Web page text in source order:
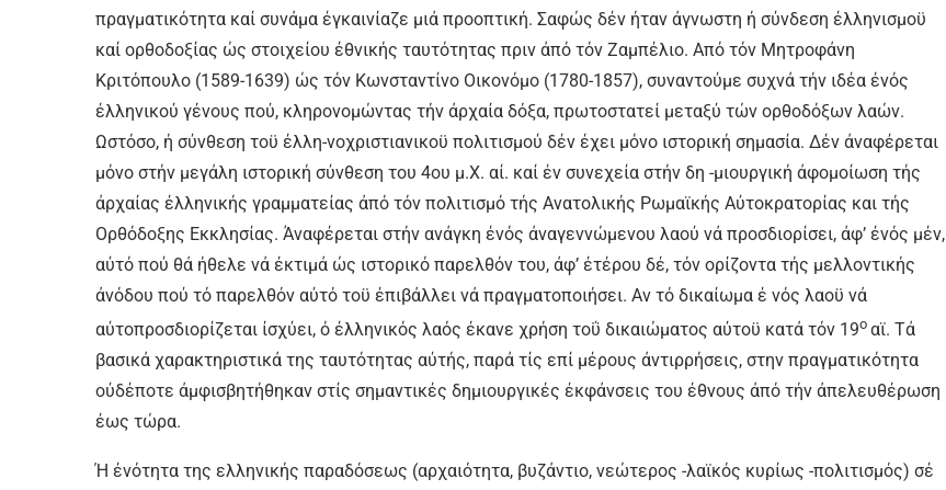
πραγματικότητα καί συνάμα έγκαινίαζε μιά προοπτική. Σαφώς δέν ήταν άγνωστη ή σύνδεση έλληνισμοϋ
καί ορθοδοξίας ώς στοιχείου έθνικής ταυτότητας πριν άπό τόν Ζαμπέλιο. Από τόν Μητροφάνη
Κριτόπουλο (1589-1639) ώς τόν Κωνσταντίνο Οικονόμο (1780-1857), συναντούμε συχνά τήν ιδέα ένός
έλληνικού γένους πού, κληρονομώντας τήν άρχαία δόξα, πρωτοστατεί μεταξύ τών ορθοδόξων λαών.
Ωστόσο, ή σύνθεση τοϋ έλλη-νοχριστιανικοϋ πολιτισμού δέν έχει μόνο ιστορική σημασία. Δέν άναφέρεται
μόνο στήν μεγάλη ιστορική σύνθεση του 4ου μ.Χ. αί. καί έν συνεχεία στήν δη -μιουργική άφομοίωση τής
άρχαίας έλληνικής γραμματείας άπό τόν πολιτισμό τής Ανατολικής Ρωμαϊκής Αύτοκρατορίας και τής
Ορθόδοξης Εκκλησίας. Άναφέρεται στήν ανάγκη ένός άναγεννώμενου λαού νά προσδιορίσει, άφ’ ένός μέν,
αύτό πού θά ήθελε νά έκτιμά ώς ιστορικό παρελθόν του, άφ’ έτέρου δέ, τόν ορίζοντα τής μελλοντικής
άνόδου πού τό παρελθόν αύτό τοϋ έπιβάλλει νά πραγματοποιήσει. Αν τό δικαίωμα έ νός λαοϋ νά
αύτοπροσδιορίζεται ίσχύει, ό έλληνικός λαός έκανε χρήση τοΰ δικαιώματος αύτοϋ κατά τόν 19ο αϊ. Τά
βασικά χαρακτηριστικά της ταυτότητας αύτής, παρά τίς επί μέρους άντιρρήσεις, στην πραγματικότητα
ούδέποτε άμφισβητήθηκαν στίς σημαντικές δημιουργικές έκφάνσεις του έθνους άπό τήν άπελευθέρωση
έως τώρα.
Ή ένότητα της ελληνικής παραδόσεως (αρχαιότητα, βυζάντιο, νεώτερος -λαϊκός κυρίως -πολιτισμός) σέ